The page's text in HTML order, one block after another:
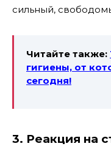
сильный,
Читайте также:
гигиены, от
сегодня!
3. Реакция на